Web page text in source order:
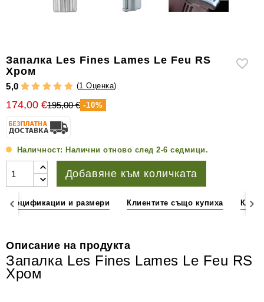
Други
аксесоари
пури
Запалка Les Fines Lames Le Feu RS
Хром
5,0 (1 Оценка)
174,00 €195,00 € -10%
Наличност: Налични отново след 2-6 седмици.
Добавяне към количката
Спецификации и размери Клиентите също купиха
Описание на продукта
Запалка Les Fines Lames Le Feu RS
Хром